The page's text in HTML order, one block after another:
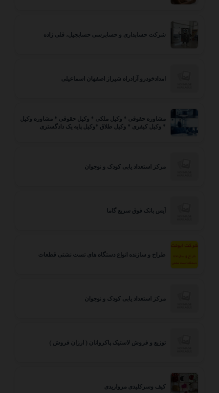
شرکت حسابداری و حسابرسی حسابجیل، قلی زاده
امدادخودرو آزادراه شیراز اصفهان اسماعیلی
مشاوره حقوقی * وکیل ملکی * وکیل حقوقی * مشاوره وکیل
* وکیل کیفری * وکیل طلاق *وکیل پایه یک دادگستری
مرکز استعداد یابی کودک و نوجوان
آیس بانک فوق سریع گاما
طراح و سازنده انواع دستگاه های تست نشتی قطعات
مرکز استعداد یابی کودک و نوجوان
توزیع و فروش لاستیک پاکروانان ( ارزان فروش )
کیف وسرکلیدی مرواریدی